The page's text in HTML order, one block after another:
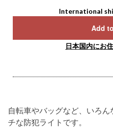
International
Add
日本国内にお
自転車やバッグなど、いろ
チな防犯ライトです。